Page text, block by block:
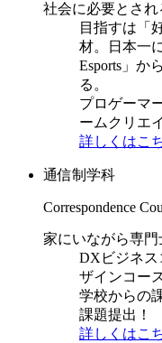
社会に必要とされ
目指すは「
材。日本一
Esports」か
る。
プロゲーマ
ームクリエ
詳しくはこ
通信制学科
Correspondence
家にいながら専門
DXビジネス
ザインコー
学校からの
課題提出！
詳しくはこ